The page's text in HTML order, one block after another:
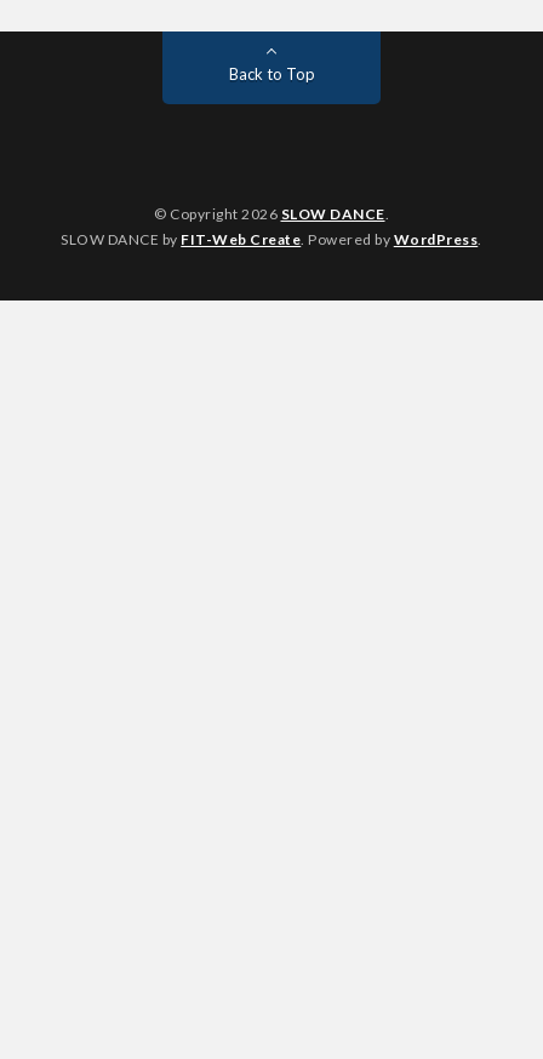
Back to Top
© Copyright 2026 SLOW DANCE.
SLOW DANCE by FIT-Web Create. Powered by WordPress.